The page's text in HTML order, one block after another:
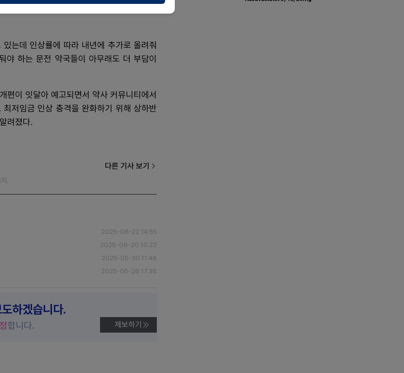
용하며 인건비 증가에 따른 절세 방안에 관
는데 인상률에 따라 내년에 추가로 올려줘
야 하는 문전 약국들이 아무래도 더 부담이
편이 잇달아 예고되면서 약사 커뮤니티에서
저임금 인상 충격을 완화하기 위해 상하반
려졌다.
다른 기사 보기
.
2025-06-22 14:55
2025-06-20 10:22
2025-05-30 11:48
2025-05-26 17:38
하겠습니다.
합니다. 제보하기